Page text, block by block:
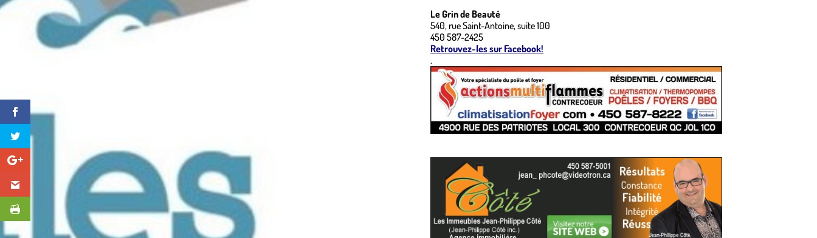
Le Grin de Beauté
540, rue Saint-Antoine, suite 100
450 587-2425
Retrouvez-les sur Facebook!
.